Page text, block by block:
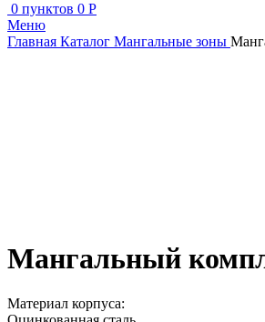
0 пунктов 0 Р
Меню
Главная Каталог Мангальные зоны
Мангальный
Материал корпуса: